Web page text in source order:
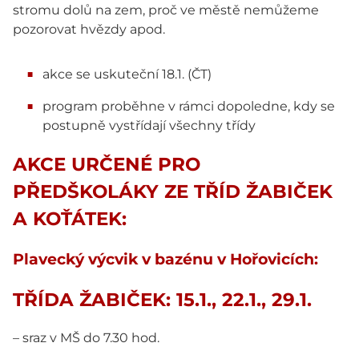
stromu dolů na zem, proč ve městě nemůžeme
pozorovat hvězdy apod.
akce se uskuteční 18.1. (ČT)
program proběhne v rámci dopoledne, kdy se
postupně vystřídají všechny třídy
AKCE URČENÉ PRO
PŘEDŠKOLÁKY ZE TŘÍD ŽABIČEK
A KOŤÁTEK:
Plavecký výcvik v bazénu v Hořovicích:
TŘÍDA ŽABIČEK: 15.1., 22.1., 29.1.
– sraz v MŠ do 7.30 hod.